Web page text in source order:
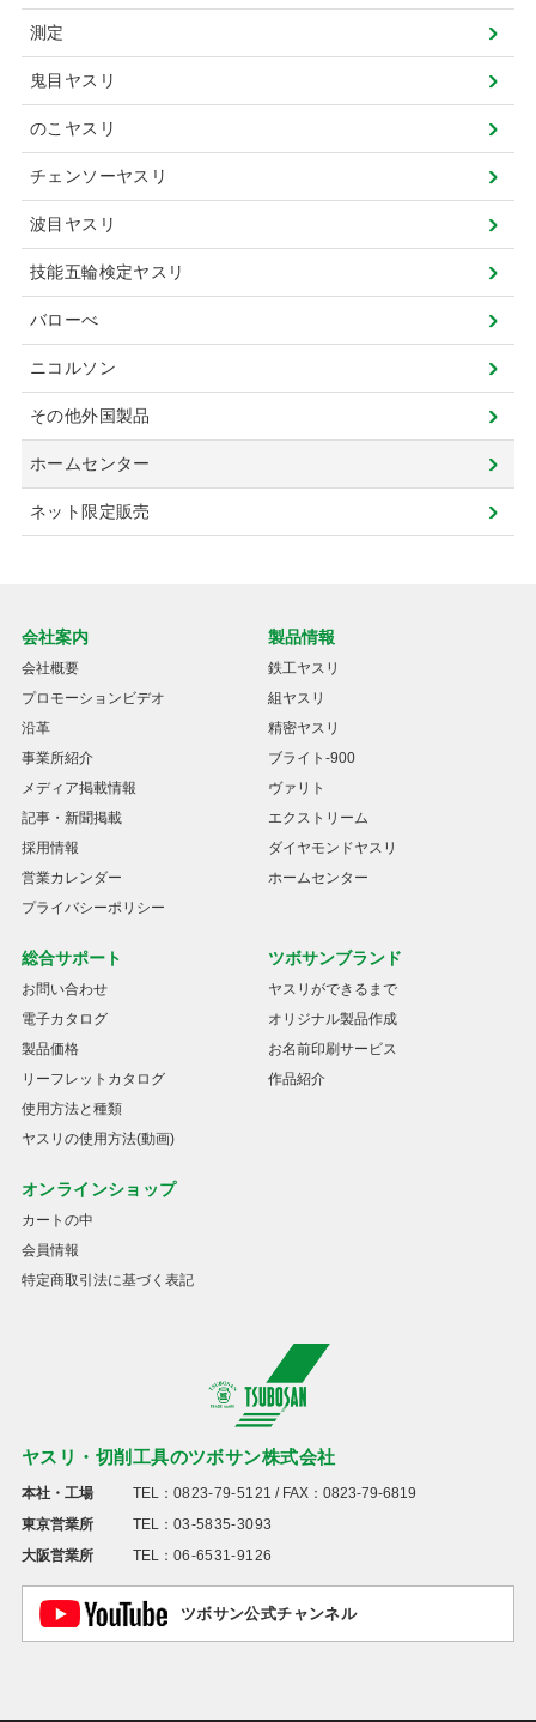
測定
鬼目ヤスリ
のこヤスリ
チェンソーヤスリ
波目ヤスリ
技能五輪検定ヤスリ
バローべ
ニコルソン
その他外国製品
ホームセンター
ネット限定販売
ヤスリ・切削工具のツボサン株式会社
本社・工場 TEL： 0823-79-5121 / FAX：0823-79-6819
東京営業所
TEL： 03-5835-3093
大阪営業所
TEL： 06-6531-9126
ツボサン公式チャンネル
会社案内
会社概要
プロモーションビデオ
沿革
事業所紹介
メディア掲載情報
記事・新聞掲載
採用情報
営業カレンダー
プライバシーポリシー
製品情報
鉄工ヤスリ
組ヤスリ
精密ヤスリ
ブライト-900
ヴァリト
エクストリーム
ダイヤモンドヤスリ
ホームセンター
総合サポート
お問い合わせ
電子カタログ
製品価格
リーフレットカタログ
使用方法と種類
ヤスリの使用方法(動画)
ツボサンブランド
ヤスリができるまで
オリジナル製品作成
お名前印刷サービス
作品紹介
オンラインショップ
カートの中
会員情報
特定商取引法に基づく表記